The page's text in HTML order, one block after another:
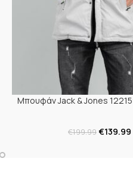
Μπουφάν Jack & Jones
€199.99€139.99